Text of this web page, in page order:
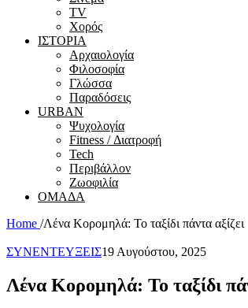
ΤV
Χορός
ΙΣΤΟΡΙΑ
Αρχαιολογία
Φιλοσοφία
Γλώσσα
Παραδόσεις
URBAN
Ψυχολογία
Fitness / Διατροφή
Tech
Περιβάλλον
Ζωοφιλία
ΟΜΑΔΑ
Home /Λένα Κορομηλά: Το ταξίδι πάντα αξίζει
ΣΥΝΕΝΤΕΥΞΕΙΣ19 Αυγούστου, 2025
Λένα Κορομηλά: Το ταξίδι